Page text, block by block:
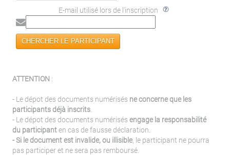
E-mail utilisé lors de l'inscription
CHERCHER LE PARTICIPANT
ATTENTION :
- Le dépot des documents numérisés ne concerne que les
participants déjà inscrits
- Le dépot des documents numérisésengage la responsabilité
du participanten cas de fausse déclaration.
- Si le document est invalide, ou illisible, le participant ne pourra
pas participer et ne sera pas remboursé.